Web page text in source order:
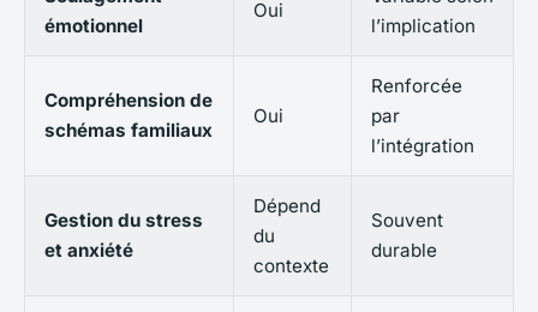
émotionnel
Oui
l’implication
Compréhension de
schémas familiaux
Oui
Renforcée
par
l’intégration
Gestion du stress
et anxiété
Dépend
du
contexte
Souvent
durable